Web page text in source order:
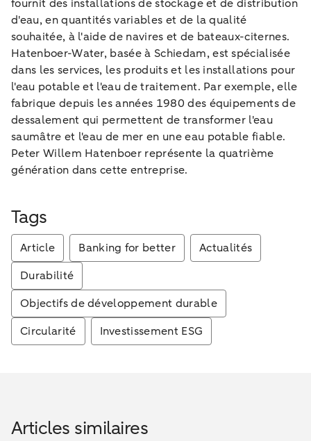
fournit des installations de stockage et de distribution
d'eau, en quantités variables et de la qualité
souhaitée, à l'aide de navires et de bateaux-citernes.
Hatenboer-Water, basée à Schiedam, est spécialisée
dans les services, les produits et les installations pour
l'eau potable et l'eau de traitement. Par exemple, elle
fabrique depuis les années 1980 des équipements de
dessalement qui permettent de transformer l'eau
saumâtre et l'eau de mer en une eau potable fiable.
Peter Willem Hatenboer représente la quatrième
génération dans cette entreprise.
Tags
Article Banking for better
Actualités
Durabilité
Objectifs de développement durable
Circularité
Investissement ESG
Articles similaires